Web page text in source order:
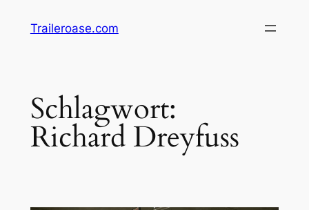
InhaltTraileroase.com
Schlagwort:
Richard Dreyfuss